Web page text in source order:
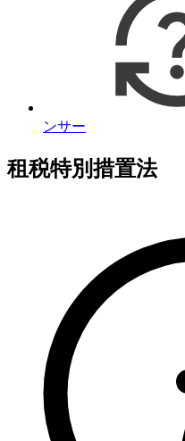
ンサー
租税特別措置法